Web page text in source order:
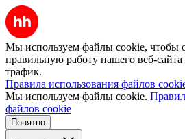
Мы используем файлы cookie, чтобы
правильную работу нашего веб-сайта
трафик.
Правила использования файлов
Мы используем файлы cookie.
файлов cookie
Понятно